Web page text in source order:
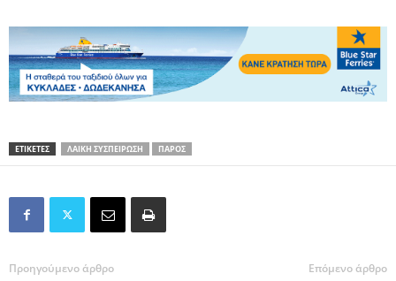
ΕΤΙΚΕΤΕΣ ΛΑΙΚΗ ΣΥΣΠΕΙΡΩΣΗ ΠΑΡΟΣ
Προηγούμενο άρθρο Επόμενο άρθρο